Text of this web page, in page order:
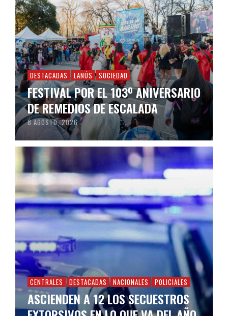
DESTACADAS LANÚS SOCIEDAD
FESTIVAL POR EL 103º ANIVERSARIO
DE REMEDIOS DE ESCALADA
8 AGOSTO, 2026
CENTRALES DESTACADAS NACIONALES POLICIALES
ASCIENDEN A 12 LOS SECUESTROS